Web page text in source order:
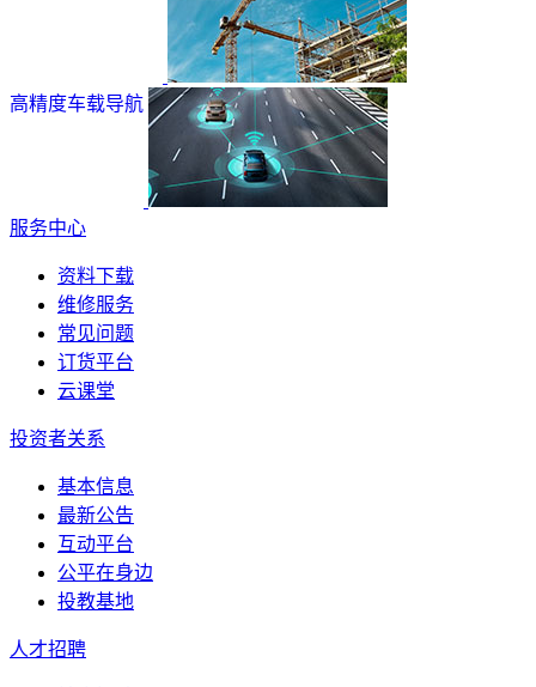
高精度车载导航
服务中心
资料下载
维修服务
常见问题
订货平台
云课堂
投资者关系
基本信息
最新公告
互动平台
公平在身边
投教基地
人才招聘